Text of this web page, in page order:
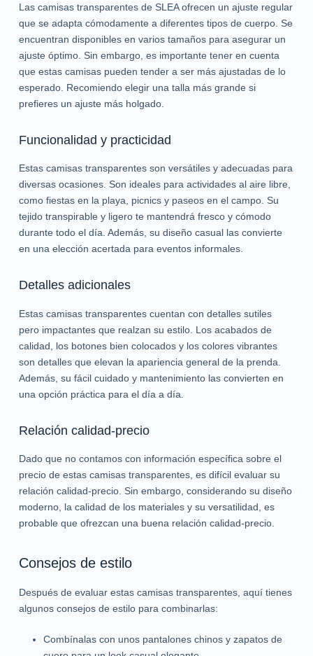
Las camisas transparentes de SLEA ofrecen un ajuste regular
que se adapta cómodamente a diferentes tipos de cuerpo. Se
encuentran disponibles en varios tamaños para asegurar un
ajuste óptimo. Sin embargo, es importante tener en cuenta
que estas camisas pueden tender a ser más ajustadas de lo
esperado. Recomiendo elegir una talla más grande si
prefieres un ajuste más holgado.
Funcionalidad y practicidad
Estas camisas transparentes son versátiles y adecuadas para
diversas ocasiones. Son ideales para actividades al aire libre,
como fiestas en la playa, picnics y paseos en el campo. Su
tejido transpirable y ligero te mantendrá fresco y cómodo
durante todo el día. Además, su diseño casual las convierte
en una elección acertada para eventos informales.
Detalles adicionales
Estas camisas transparentes cuentan con detalles sutiles
pero impactantes que realzan su estilo. Los acabados de
calidad, los botones bien colocados y los colores vibrantes
son detalles que elevan la apariencia general de la prenda.
Además, su fácil cuidado y mantenimiento las convierten en
una opción práctica para el día a día.
Relación calidad-precio
Dado que no contamos con información específica sobre el
precio de estas camisas transparentes, es difícil evaluar su
relación calidad-precio. Sin embargo, considerando su diseño
moderno, la calidad de los materiales y su versatilidad, es
probable que ofrezcan una buena relación calidad-precio.
Consejos de estilo
Después de evaluar estas camisas transparentes, aquí tienes
algunos consejos de estilo para combinarlas:
Combínalas con unos pantalones chinos y zapatos de